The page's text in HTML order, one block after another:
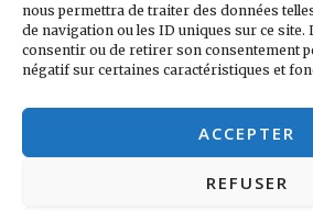
nous permettra de traiter des données
de navigation ou les ID uniques sur ce site.
consentir ou de retirer son consentement
négatif sur certaines caractéristiques et
ACCEPTER
REFUSER
Politique de cookies (UE)